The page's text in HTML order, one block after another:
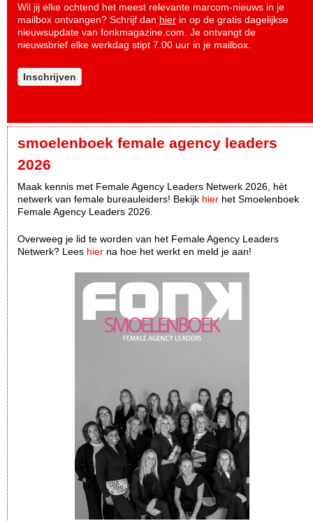
Wil jij elke ochtend het meest relevante marcom-nieuws in je
mailbox ontvangen? Schrijf dan hier in op de gratis dagelijkse
nieuwsupdate van fonkmagazine.com. Je ontvangt de
nieuwsbrief elke werkdag stipt 7.00 uur in je mailbox.
Inschrijven
smoelenboek female agency leaders
2026
Maak kennis met Female Agency Leaders Netwerk 2026, hèt
netwerk van female bureauleiders! Bekijk hier het Smoelenboek
Female Agency Leaders 2026.
Overweeg je lid te worden van het Female Agency Leaders
Netwerk? Lees hier na hoe het werkt en meld je aan!